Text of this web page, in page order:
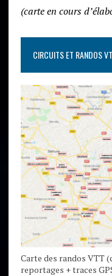
(carte en cours
CIRCUITS ET RANDOS
Carte des randos VTT
reportages + traces